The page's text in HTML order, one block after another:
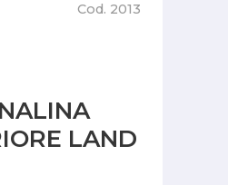
Cod. 2013
LAND